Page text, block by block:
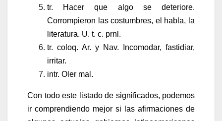
tr. Hacer que algo se deteriore.
Corrompieron las costumbres, el habla, la
literatura. U. t. c. prnl.
tr. coloq. Ar. y Nav. Incomodar, fastidiar,
irritar.
intr. Oler mal.
Con todo este listado de significados, podemos
ir comprendiendo mejor si las afirmaciones de